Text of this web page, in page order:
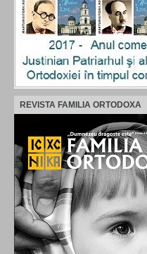
REVISTA FAMILIA ORTODOXA